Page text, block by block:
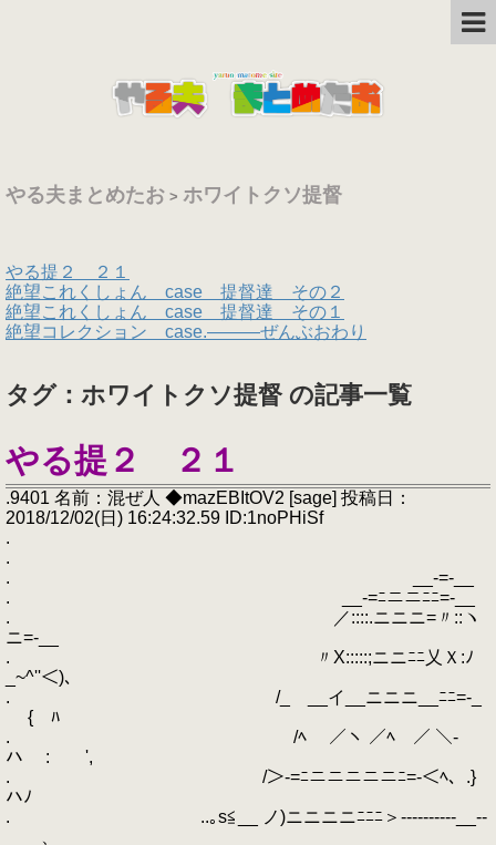
やる夫まとめたお > ホワイトクソ提督
やる提２ ２１
絶望これくしょん case 提督達 その２
絶望これくしょん case 提督達 その１
絶望コレクション case.―――ぜんぶおわり
タグ：ホワイトクソ提督 の記事一覧
やる提２ ２１
.9401 名前：混ぜ人 ◆mazEBItOV2 [sage] 投稿日：
2018/12/02(日) 16:24:32.59 ID:1noPHiSf
.
.
. __-=-__
. __-=ﾆニニﾆﾆ=-__
. ／::::.ニニニ=〃::ヽ
ニ=-__
. 〃X:::::;ニニﾆﾆ乂Ｘ:ﾉ
_~^''＜)､
. /_ゝ__イ__ニニニ__ﾆﾆ=-_
{ ﾊ
. /ﾍ ／ヽ ／ﾍ ／ ＼-
ハ : ',
. /＞-=ﾆニニニニニﾆ=-＜ﾍ、.}
ハﾉ
. ..｡s≦__ ノ)ニニニニﾆﾆﾆ＞----------__--